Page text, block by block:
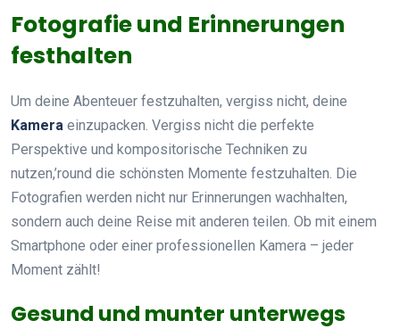
Fotografie und Erinnerungen
festhalten
Um deine Abenteuer festzuhalten, vergiss nicht, deine
Kamera einzupacken. Vergiss nicht die perfekte
Perspektive und kompositorische Techniken zu
nutzen,’round die schönsten Momente festzuhalten. Die
Fotografien werden nicht nur Erinnerungen wachhalten,
sondern auch deine Reise mit anderen teilen. Ob mit einem
Smartphone oder einer professionellen Kamera – jeder
Moment zählt!
Gesund und munter unterwegs